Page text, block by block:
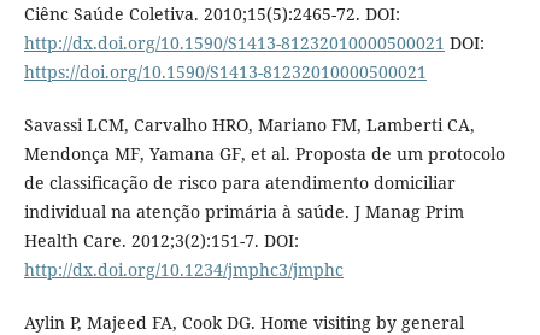
Ciênc Saúde Coletiva. 2010;15(5):2465-72. DOI:
http://dx.doi.org/10.1590/S1413-81232010000500021 DOI:
https://doi.org/10.1590/S1413-81232010000500021
Savassi LCM, Carvalho HRO, Mariano FM, Lamberti CA,
Mendonça MF, Yamana GF, et al. Proposta de um protocolo
de classificação de risco para atendimento domiciliar
individual na atenção primária à saúde. J Manag Prim
Health Care. 2012;3(2):151-7. DOI:
http://dx.doi.org/10.1234/jmphc3/jmphc
Aylin P, Majeed FA, Cook DG. Home visiting by general